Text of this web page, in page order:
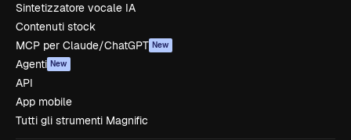
Sintetizzatore vocale IA
Contenuti stock
MCP per Claude/ChatGPT New
Agenti New
API
App mobile
Tutti gli strumenti Magnific